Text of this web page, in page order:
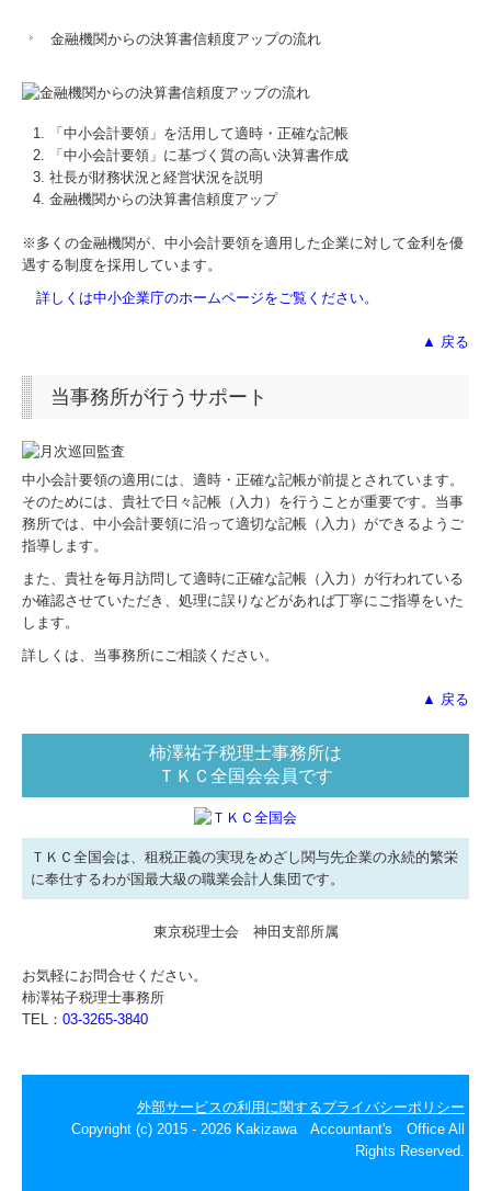
金融機関からの決算書信頼度アップの流れ
「中小会計要領」を活用して適時・正確な記帳
「中小会計要領」に基づく質の高い決算書作成
社長が財務状況と経営状況を説明
金融機関からの決算書信頼度アップ
※多くの金融機関が、中小会計要領を適用した企業に対して金利を優
遇する制度を採用しています。
詳しくは中小企業庁のホームページをご覧ください。
▲ 戻る
当事務所が行うサポート
中小会計要領の適用には、適時・正確な記帳が前提とされています。
そのためには、貴社で日々記帳（入力）を行うことが重要です。当事
務所では、中小会計要領に沿って適切な記帳（入力）ができるようご
指導します。
また、貴社を毎月訪問して適時に正確な記帳（入力）が行われている
か確認させていただき、処理に誤りなどがあれば丁寧にご指導をいた
します。
詳しくは、当事務所にご相談ください。
▲ 戻る
柿澤祐子税理士事務所は
ＴＫＣ全国会会員です
ＴＫＣ全国会は、租税正義の実現をめざし関与先企業の永続的繁栄
に奉仕するわが国最大級の職業会計人集団です。
東京税理士会 神田支部所属
お気軽にお問合せください。
柿澤祐子税理士事務所
TEL： 03-3265-3840
外部サービスの利用に関するプライバシーポリシー
Copyright (c) 2015 - 2026 Kakizawa Accountant's Office All
Rights Reserved.